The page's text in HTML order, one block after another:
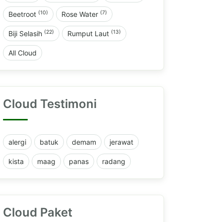
Beetroot (10) Rose Water (7)
Biji Selasih (22) Rumput Laut (13)
All Cloud
Cloud Testimoni
alergi batuk demam jerawat
kista maag panas radang
Cloud Paket